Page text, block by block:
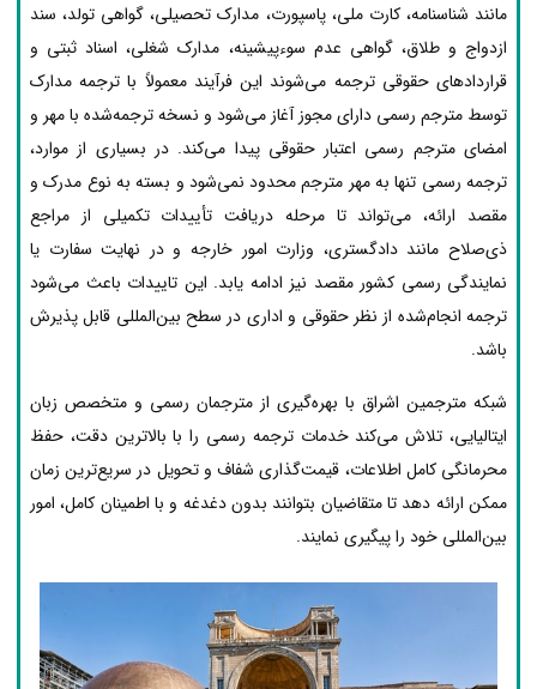
مانند شناسنامه، کارت ملی، پاسپورت، مدارک تحصیلی، گواهی تولد، سند
ازدواج و طلاق، گواهی عدم سوءپیشینه، مدارک شغلی، اسناد ثبتی و
قراردادهای حقوقی ترجمه می‌شوند این فرآیند معمولاً با ترجمه مدارک
توسط مترجم رسمی دارای مجوز آغاز می‌شود و نسخه ترجمه‌شده با مهر و
امضای مترجم رسمی اعتبار حقوقی پیدا می‌کند. در بسیاری از موارد،
ترجمه رسمی تنها به مهر مترجم محدود نمی‌شود و بسته به نوع مدرک و
مقصد ارائه، می‌تواند تا مرحله دریافت تأییدات تکمیلی از مراجع
ذی‌صلاح مانند دادگستری، وزارت امور خارجه و در نهایت سفارت یا
نمایندگی رسمی کشور مقصد نیز ادامه یابد. این تاییدات باعث می‌شود
ترجمه انجام‌شده از نظر حقوقی و اداری در سطح بین‌المللی قابل پذیرش
باشد.
شبکه مترجمین اشراق با بهره‌گیری از مترجمان رسمی و متخصص زبان
ایتالیایی، تلاش می‌کند خدمات ترجمه رسمی را با بالاترین دقت، حفظ
محرمانگی کامل اطلاعات، قیمت‌گذاری شفاف و تحویل در سریع‌ترین زمان
ممکن ارائه دهد تا متقاضیان بتوانند بدون دغدغه و با اطمینان کامل، امور
بین‌المللی خود را پیگیری نمایند.